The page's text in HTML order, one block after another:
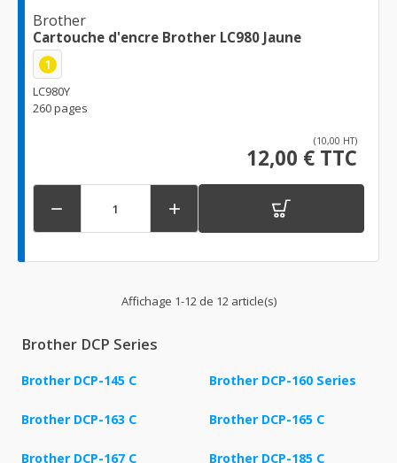
Brother
Cartouche d'encre Brother LC980 Jaune
1
LC980Y
260 pages
(10,00 HT)
12,00 € TTC
 
Affichage 1-12 de 12 article(s)
Brother DCP Series
Brother DCP-145 C Brother DCP-160 Series
Brother DCP-163 C Brother DCP-165 C
Brother DCP-167 C Brother DCP-185 C